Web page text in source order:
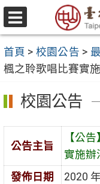
跳
至
要
內
容
區
選
單
首頁 > 校園公告 >
楓之聆歌唱比賽實
校園公告
公告主旨
【公
實施辦
發佈日期
2020